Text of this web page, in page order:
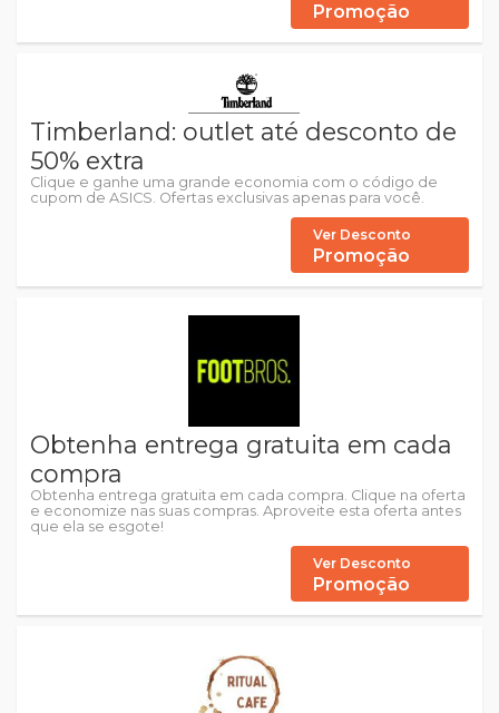
Promoção
Timberland: outlet até desconto de
50% extra
Clique e ganhe uma grande economia com o código de
cupom de ASICS. Ofertas exclusivas apenas para você.
Ver Desconto
Promoção
Obtenha entrega gratuita em cada
compra
Obtenha entrega gratuita em cada compra. Clique na oferta
e economize nas suas compras. Aproveite esta oferta antes
que ela se esgote!
Ver Desconto
Promoção